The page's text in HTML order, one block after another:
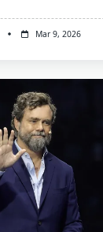
Mar 9, 2026